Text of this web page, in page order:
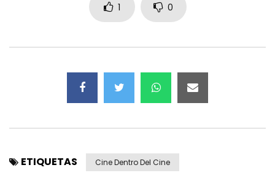
1 0
ETIQUETAS Cine Dentro Del Cine